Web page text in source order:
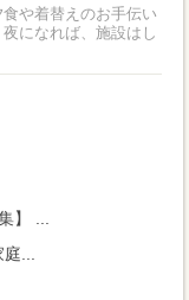
になれば、施設はし
】 ...
...